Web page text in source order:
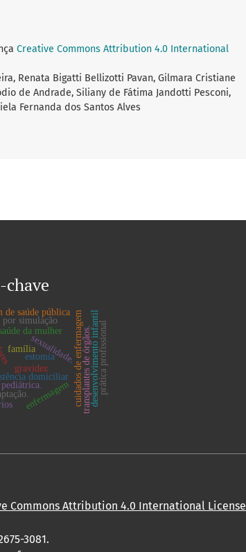
Creative Commons Attribution 4.0 International
Renata Bigatti Bellizotti Pavan, Gilmara Cristiane
de Andrade, Siliany de Fátima Jandotti Pesconi,
Fernanda dos Santos Alves
chave
domiciliar cuidados de enfermagem
família
enfermagem transplantes de órgãos.
por simulação
da mulher
gravidez
sexualidade. desenvolvimento infantil
de saúde pública
prática profissional
estomia
Commons Attribution 4.0 International License
3081.